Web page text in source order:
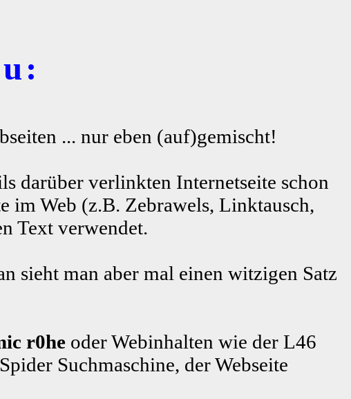
... nur eben (auf)gemischt!
darüber verlinkten Internetseite schon
im Web (z.B. Zebrawels, Linktausch,
Text verwendet.
sieht man aber mal einen witzigen Satz
r0he oder Webinhalten wie der L46
Suchmaschine, der Webseite